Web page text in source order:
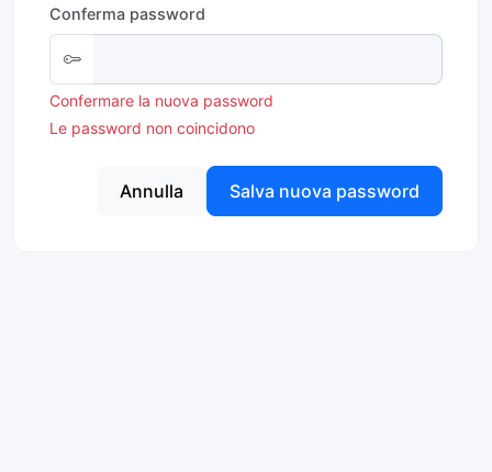
Conferma password
Confermare la nuova password
Le password non coincidono
Annulla